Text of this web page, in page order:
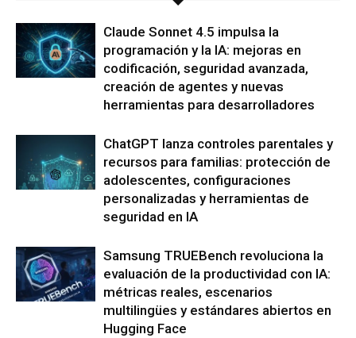
Claude Sonnet 4.5 impulsa la
programación y la IA: mejoras en
codificación, seguridad avanzada,
creación de agentes y nuevas
herramientas para desarrolladores
ChatGPT lanza controles parentales y
recursos para familias: protección de
adolescentes, configuraciones
personalizadas y herramientas de
seguridad en IA
Samsung TRUEBench revoluciona la
evaluación de la productividad con IA:
métricas reales, escenarios
multilingües y estándares abiertos en
Hugging Face